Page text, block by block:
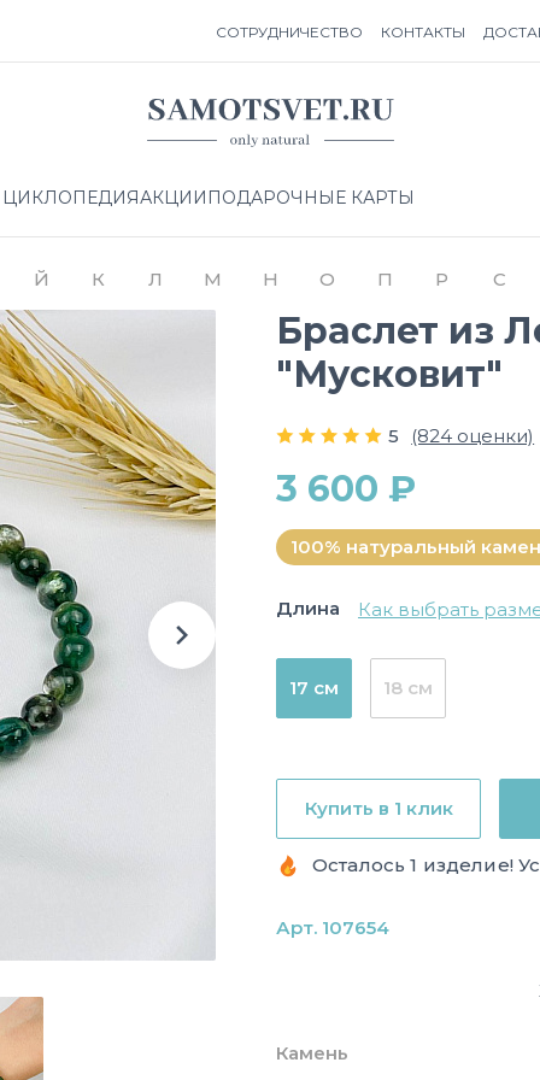
СОТРУДНИЧЕСТВО КОНТАКТЫ
АКЦИИ ПОДАРОЧНЫЕ КАРТЫ
Й К Л М Н О П Р С
Браслет из
"Мусковит"
5 (824 оценки)
3 600 ₽
100% натуральный
Длина Как выбрать
17 см 18 см
Купить в 1 клик
Осталось 1 изделие!
Арт. 107654
Камень